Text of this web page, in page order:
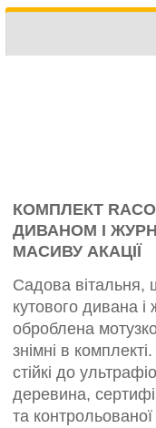
КОМПЛЕКТ
ДИВАНОМ І
МАСИВУ АКАЦІЇ
Садова вітальня,
кутового дивана
оброблена
знімні в
стійкі до
деревина,
та